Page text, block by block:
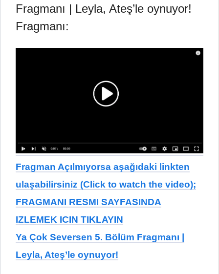
Fragmanı | Leyla, Ateş’le oynuyor!
Fragmanı:
Fragman Açılmıyorsa aşağıdaki linkten
ulaşabilirsiniz (Click to watch the video);
FRAGMANI RESMI SAYFASINDA
IZLEMEK ICIN TIKLAYIN
Ya Çok Seversen 5. Bölüm Fragmanı |
Leyla, Ateş’le oynuyor!